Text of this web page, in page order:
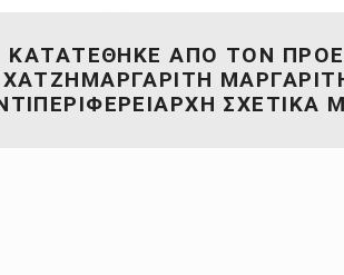
ΚΑΤΑΤΕΘΗΚΕ ΑΠΟ ΤΟΝ
ΧΑΤΖΗΜΑΡΓΑΡΙΤΗ
ΣΧΕΤΙΚΑ